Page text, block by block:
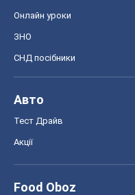
Онлайн уроки
ЗНО
СНД посібники
Авто
Тест Драйв
Акції
Food Oboz